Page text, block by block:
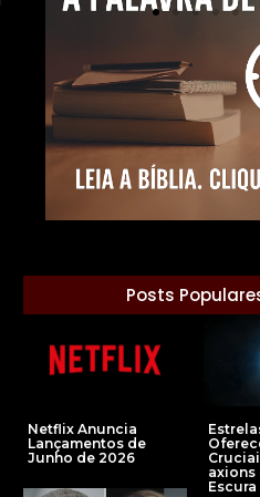
Posts
Netflix Anuncia
Lançamentos de
Junho de 2026
axions
Escura